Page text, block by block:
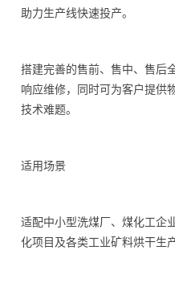
助力生产线快速投产。
搭建完善的售前、售中、售后
响应维修，同时可为客户提供
技术难题。
适用场景
适配中小型洗煤厂、煤化工企
化项目及各类工业矿料烘干生产